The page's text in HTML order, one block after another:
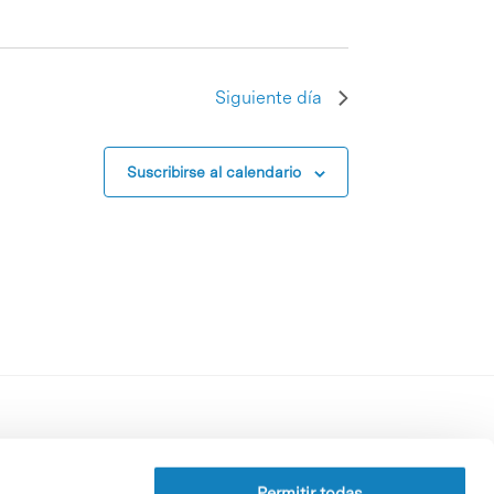
Siguiente día
Suscribirse al calendario
Perfil del contratante